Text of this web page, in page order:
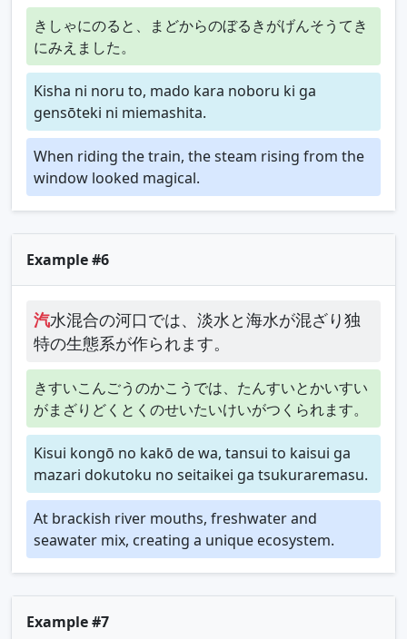
きしゃにのると、まどからのぼるきがげんそうてき
にみえました。
Kisha ni noru to, mado kara noboru ki ga
gensōteki ni miemashita.
When riding the train, the steam rising from the
window looked magical.
Example #6
汽水混合の河口では、淡水と海水が混ざり独
特の生態系が作られます。
きすいこんごうのかこうでは、たんすいとかいすい
がまざりどくとくのせいたいけいがつくられます。
Kisui kongō no kakō de wa, tansui to kaisui ga
mazari dokutoku no seitaikei ga tsukuraremasu.
At brackish river mouths, freshwater and
seawater mix, creating a unique ecosystem.
Example #7